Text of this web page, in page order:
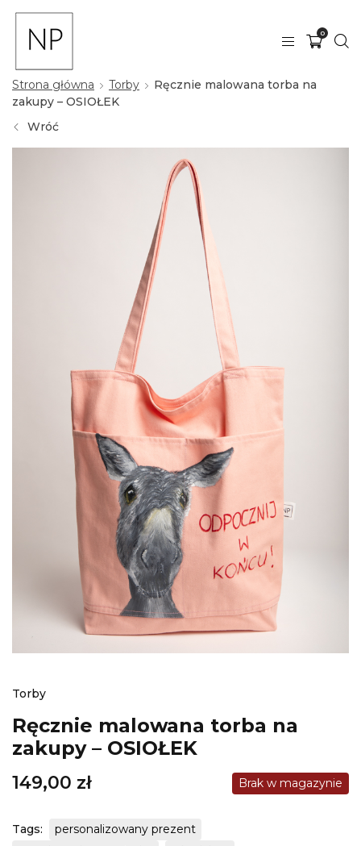
0
Strona główna Torby
Ręcznie malowana torba na
zakupy – OSIOŁEK
Wróć
Torby
Ręcznie malowana torba na
zakupy – OSIOŁEK
149,00 zł Brak w magazynie
Tags:
personalizowany prezent